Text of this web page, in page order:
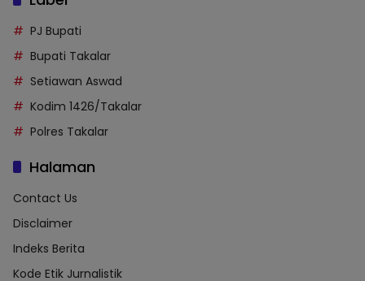
PJ Bupati
Bupati Takalar
Setiawan Aswad
Kodim 1426/Takalar
Polres Takalar
Halaman
Contact Us
Disclaimer
Indeks Berita
Kode Etik Jurnalistik